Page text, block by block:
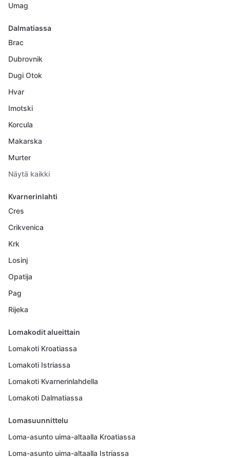
Umag
Dalmatiassa
Brac
Dubrovnik
Dugi Otok
Hvar
Imotski
Korcula
Makarska
Murter
Näytä kaikki
Kvarnerinlahti
Cres
Crikvenica
Krk
Losinj
Opatija
Pag
Rijeka
Lomakodit alueittain
Lomakoti Kroatiassa
Lomakoti Istriassa
Lomakoti Kvarnerinlahdella
Lomakoti Dalmatiassa
Lomasuunnittelu
Loma-asunto uima-altaalla Kroatiassa
Loma-asunto uima-altaalla Istriassa